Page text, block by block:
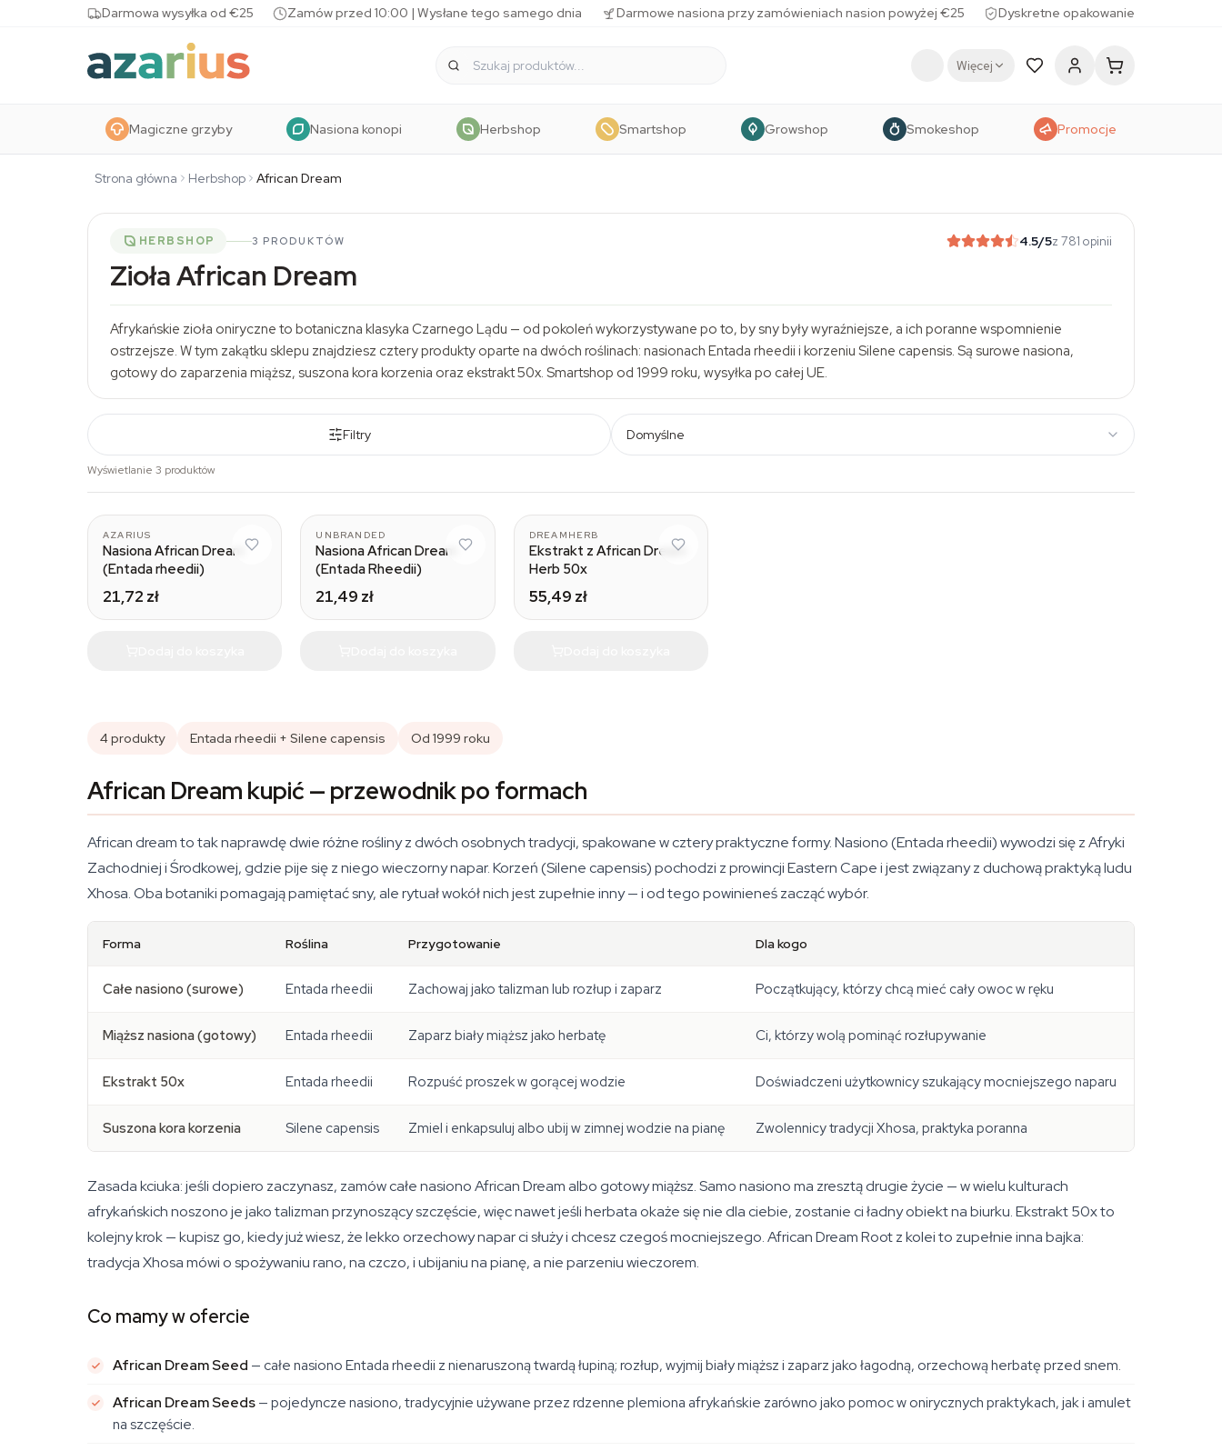
Skip to contentDarmowa wysyłka od €25 Zamów przed 10:00 | Wysłane tego samego dnia Darmowe nasiona przy zamówieniach nasion powyżej €25 Dyskretne opakowanie
Więcej
Magiczne grzyby Nasiona konopi Herbshop Smartshop Growshop Smokeshop Promocje
Strona główna Herbshop African Dream
HERBSHOP 3 PRODUKTÓW 4.5/5z 781 opinii
Zioła African Dream
Afrykańskie zioła oniryczne to botaniczna klasyka Czarnego Lądu — od pokoleń wykorzystywane po to, by sny były wyraźniejsze, a ich poranne wspomnienie
ostrzejsze. W tym zakątku sklepu znajdziesz cztery produkty oparte na dwóch roślinach: nasionach Entada rheedii i korzeniu Silene capensis. Są surowe nasiona,
gotowy do zaparzenia miąższ, suszona kora korzenia oraz ekstrakt 50x. Smartshop od 1999 roku, wysyłka po całej UE.
Filtry Domyślne
Wyświetlanie 3 produktów
AZARIUS
Nasiona African Dream
(Entada rheedii)
21,72 zł
UNBRANDED
Nasiona African Dream
(Entada Rheedii)
21,49 zł
DREAMHERB
Ekstrakt z African Dream
Herb 50x
55,49 zł
4 produkty Entada rheedii + Silene capensis Od 1999 roku
African Dream kupić — przewodnik po formach
African dream to tak naprawdę dwie różne rośliny z dwóch osobnych tradycji, spakowane w cztery praktyczne formy. Nasiono (Entada rheedii) wywodzi się z Afryki
Zachodniej i Środkowej, gdzie pije się z niego wieczorny napar. Korzeń (Silene capensis) pochodzi z prowincji Eastern Cape i jest związany z duchową praktyką ludu
Xhosa. Oba botaniki pomagają pamiętać sny, ale rytuał wokół nich jest zupełnie inny — i od tego powinieneś zacząć wybór.
Forma Roślina Przygotowanie Dla kogo
Całe nasiono (surowe) Entada rheedii Zachowaj jako talizman lub rozłup i zaparz Początkujący, którzy chcą mieć cały owoc w ręku
Miąższ nasiona (gotowy) Entada rheedii Zaparz biały miąższ jako herbatę Ci, którzy wolą pominąć rozłupywanie
Ekstrakt 50x Entada rheedii Rozpuść proszek w gorącej wodzie Doświadczeni użytkownicy szukający mocniejszego naparu
Suszona kora korzenia Silene capensis Zmiel i enkapsuluj albo ubij w zimnej wodzie na pianę Zwolennicy tradycji Xhosa, praktyka poranna
Zasada kciuka: jeśli dopiero zaczynasz, zamów całe nasiono African Dream albo gotowy miąższ. Samo nasiono ma zresztą drugie życie — w wielu kulturach
afrykańskich noszono je jako talizman przynoszący szczęście, więc nawet jeśli herbata okaże się nie dla ciebie, zostanie ci ładny obiekt na biurku. Ekstrakt 50x to
kolejny krok — kupisz go, kiedy już wiesz, że lekko orzechowy napar ci służy i chcesz czegoś mocniejszego. African Dream Root z kolei to zupełnie inna bajka:
tradycja Xhosa mówi o spożywaniu rano, na czczo, i ubijaniu na pianę, a nie parzeniu wieczorem.
Co mamy w ofercie
African Dream Seed — całe nasionoEntada rheedii z nienaruszoną twardą łupiną; rozłup, wyjmij biały miąższ i zaparz jako łagodną, orzechową herbatę przed snem.
African Dream Seeds— pojedyncze nasiono, tradycyjnie używane przez rdzenne plemiona afrykańskie zarówno jako pomoc w onirycznych praktykach, jak i amulet
na szczęście.